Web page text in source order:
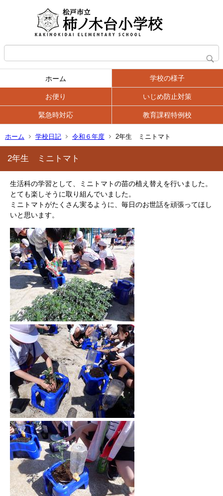
ホーム 学校の様子
お便り いじめ防止対策
緊急時対応 教育課程特例校
ホーム 学校日記 令和６年度 2年生 ミニトマト
2年生 ミニトマト
生活科の学習として、ミニトマトの苗の植え替えを行いました。
とても楽しそうに取り組んでいました。
ミニトマトがたくさん実るように、毎日のお世話を頑張ってほし
いと思います。